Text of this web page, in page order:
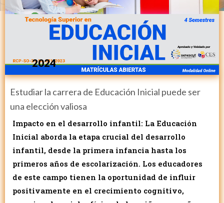
2024
Estudiar la carrera de Educación Inicial puede ser
una elección valiosa
Impacto en el desarrollo infantil: La Educación
Inicial aborda la etapa crucial del desarrollo
infantil, desde la primera infancia hasta los
primeros años de escolarización. Los educadores
de este campo tienen la oportunidad de influir
positivamente en el crecimiento cognitivo,